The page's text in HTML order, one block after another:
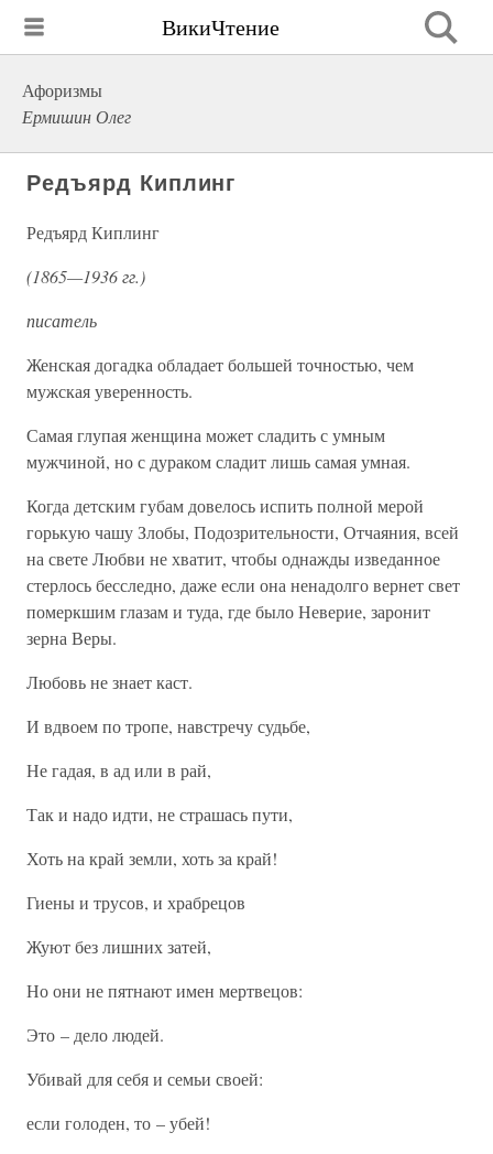
ВикиЧтение
Афоризмы
Ермишин Олег
Редъярд Киплинг
Редъярд Киплинг
(1865—1936 гг.)
писатель
Женская догадка обладает большей точностью, чем
мужская уверенность.
Самая глупая женщина может сладить с умным
мужчиной, но с дураком сладит лишь самая умная.
Когда детским губам довелось испить полной мерой
горькую чашу Злобы, Подозрительности, Отчаяния, всей
на свете Любви не хватит, чтобы однажды изведанное
стерлось бесследно, даже если она ненадолго вернет свет
померкшим глазам и туда, где было Неверие, заронит
зерна Веры.
Любовь не знает каст.
И вдвоем по тропе, навстречу судьбе,
Не гадая, в ад или в рай,
Так и надо идти, не страшась пути,
Хоть на край земли, хоть за край!
Гиены и трусов, и храбрецов
Жуют без лишних затей,
Но они не пятнают имен мертвецов:
Это – дело людей.
Убивай для себя и семьи своей:
если голоден, то – убей!